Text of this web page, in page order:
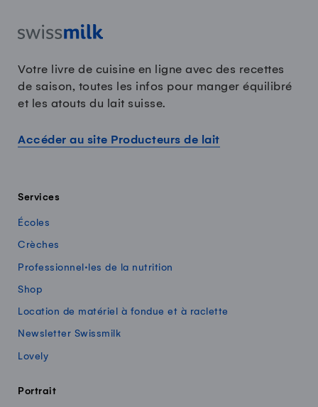
Votre livre de cuisine en ligne avec des recettes
de saison, toutes les infos pour manger équilibré
et les atouts du lait suisse.
Accéder au site Producteurs de lait
Services
Écoles
Crèches
Professionnel·les de la nutrition
Shop
Location de matériel à fondue et à raclette
Newsletter Swissmilk
Lovely
Portrait